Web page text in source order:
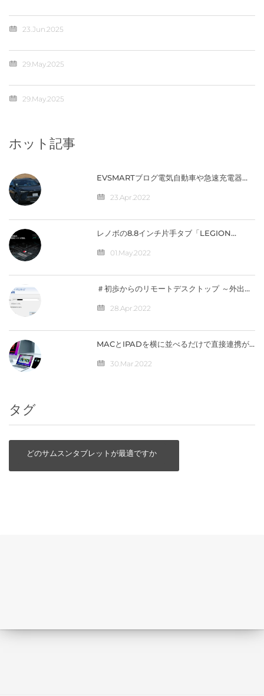
23.Jun.2025
29.May.2025
29.May.2025
ホット記事
EVSMARTブログ電気自動車や急速充電器を
『BZ4X』／バッテリー残量の％表示なし
【編集部】 人気記事 最近の投稿 カテゴリー
23.Apr.2022
レノボの8.8インチ片手タブ「LEGION
か】01.May.2022
＃初歩からのリモートデスクトップ ～外出先
28.Apr.2022
MACとIPADを横に並べるだけで直接連携が
仕組みとは？
30.Mar.2022
タグ
どのサムスンタブレットが最適ですか